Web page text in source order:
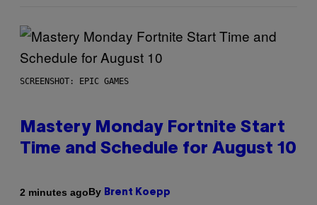
SCREENSHOT: EPIC GAMES
Mastery Monday Fortnite Start
Time and Schedule for August 10
2 minutes agoBy Brent Koepp